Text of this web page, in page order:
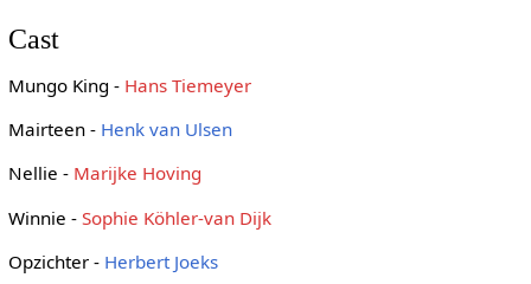
Cast
Mungo King - Hans Tiemeyer
Mairteen - Henk van Ulsen
Nellie - Marijke Hoving
Winnie - Sophie Köhler-van Dijk
Opzichter - Herbert Joeks